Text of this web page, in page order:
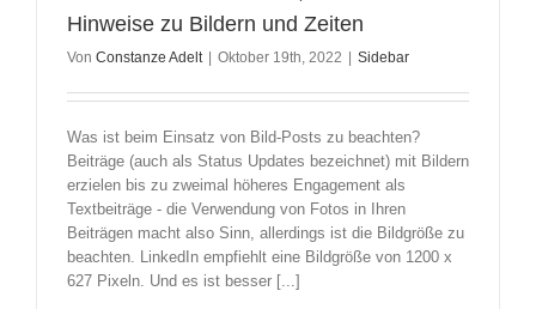
Hinweise zu Bildern und Zeiten
Von Constanze Adelt | Oktober 19th, 2022 | Sidebar
Was ist beim Einsatz von Bild-Posts zu beachten?
Beiträge (auch als Status Updates bezeichnet) mit Bildern
erzielen bis zu zweimal höheres Engagement als
Textbeiträge - die Verwendung von Fotos in Ihren
Beiträgen macht also Sinn, allerdings ist die Bildgröße zu
beachten. LinkedIn empfiehlt eine Bildgröße von 1200 x
627 Pixeln. Und es ist besser [...]